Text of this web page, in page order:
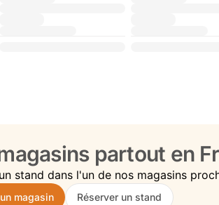
partout en
stand dans l'un de nos magasins
magasin Réserver un stand